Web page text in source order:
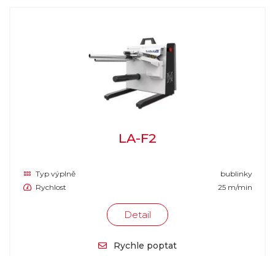
LA-F2
Typ výplně
bublinky
Rychlost
25 m/min
Detail
Rychle poptat